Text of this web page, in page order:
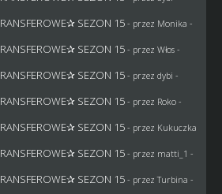
SEZON 15 - przez Monika -
SEZON 15 - przez Włos-
SEZON 15 - przez dybi -
SEZON 15 - przez Roko-
SEZON 15 - przez Kukuczka
SEZON 15 - przez matti_1 -
SEZON 15 - przez Turbina -